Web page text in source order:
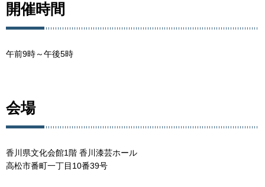
開催時間
午前9時～午後5時
会場
香川県文化会館1階 香川漆芸ホール
高松市番町一丁目10番39号